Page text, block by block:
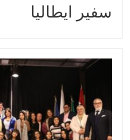
سفير ايطاليا